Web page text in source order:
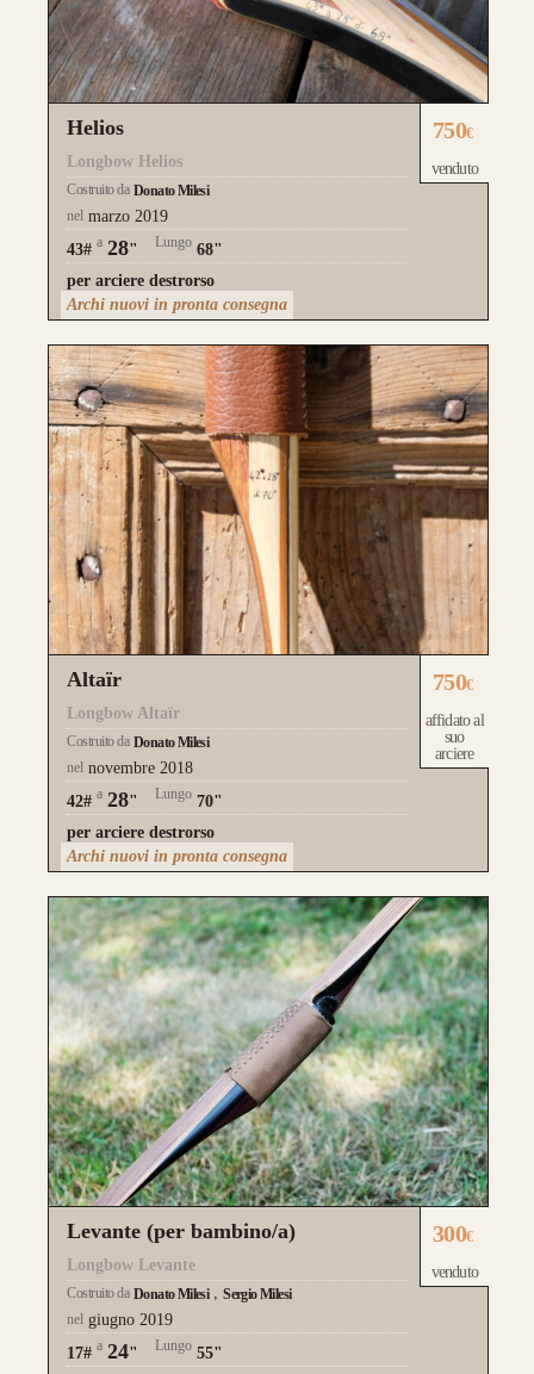
Helios
Longbow Helios
Costruito da Donato Milesi
nel marzo 2019
43# a 28" Lungo 68"
per arciere destrorso
750€
venduto
Archi nuovi in pronta consegna
Altaïr
Longbow Altaïr
Costruito da Donato Milesi
nel novembre 2018
42# a 28" Lungo 70"
per arciere destrorso
750€
affidato al
suo
arciere
Archi nuovi in pronta consegna
Levante (per bambino/a)
Longbow Levante
Costruito da Donato Milesi
Sergio Milesi
nel giugno 2019
17# a 24" Lungo 55"
300€
venduto